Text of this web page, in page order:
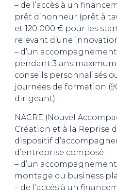
– de l’accès à un
prêt d’honneur (prêt à
et 120 000 € pour les
relevant d’une
– d’un
pendant 3 ans
conseils personnalisés
journées de formation
dirigeant)
NACRE (Nouvel
Création et à la Reprise
dispositif
d’entreprise composé :
– d’un
montage du business
– de l’accès à un